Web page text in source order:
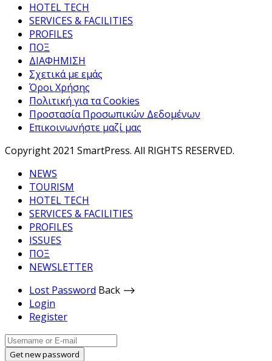
HOTEL TECH
SERVICES & FACILITIES
PROFILES
ΠΟΞ
ΔΙΑΦΗΜΙΣΗ
Σχετικά με εμάς
Όροι Χρήσης
Πολιτική για τα Cookies
Προστασία Προσωπικών Δεδομένων
Επικοινωνήστε μαζί μας
Copyright 2021 SmartPress. All RIGHTS RESERVED.
NEWS
TOURISM
HOTEL TECH
SERVICES & FACILITIES
PROFILES
ISSUES
ΠΟΞ
NEWSLETTER
Lost Password Back ⟶
Login
Register
Get new password